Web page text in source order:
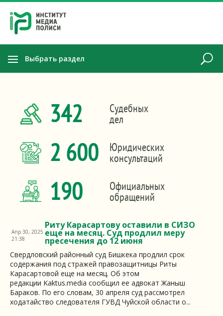
Выбрать раздел
342 Судебных
дел
2 600 Юридических
консультаций
190 Официальных
обращений
Риту Карасартову оставили в СИЗО
еще на месяц. Суд продлил меру
пресечения до 12 июня
Апр 30, 2025
21:38
Свердловский районный суд Бишкека продлил срок
содержания под стражей правозащитницы Риты
Карасартовой еще на месяц. Об этом
редакции Kaktus.media сообщил ее адвокат Жаныш
Бараков. По его словам, 30 апреля суд рассмотрел
ходатайство следователя ГУВД Чуйской области о...